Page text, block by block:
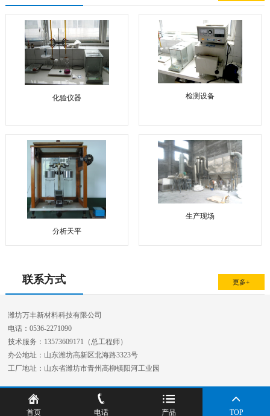
化验仪器 检测设备
分析天平
生产现场
联系方式 更多+
潍坊万丰新材料科技有限公司
电话：0536-2271090
技术服务：13573609171（总工程师）
办公地址：山东潍坊高新区北海路3323号
工厂地址：山东省潍坊市青州高柳镇阳河工业园
首页 电话 产品 TOP